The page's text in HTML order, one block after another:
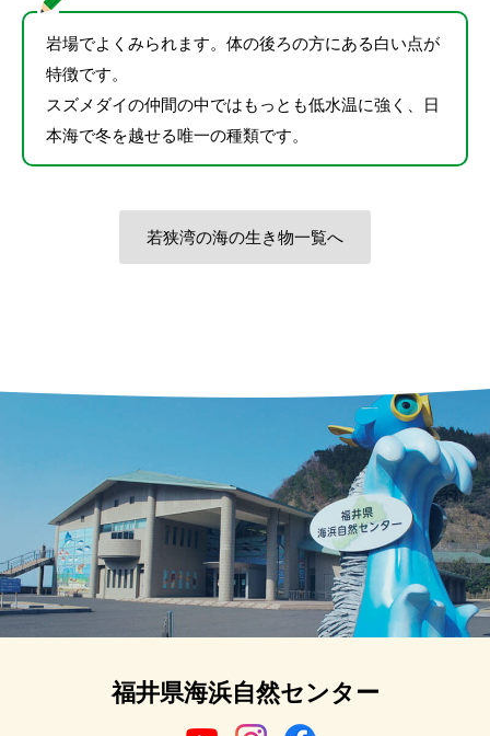
岩場でよくみられます。体の後ろの方にある白い点が
特徴です。
スズメダイの仲間の中ではもっとも低水温に強く、日
本海で冬を越せる唯一の種類です。
若狭湾の海の生き物一覧へ
福井県海浜自然センター